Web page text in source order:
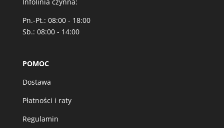
Pn.-Pt.: 08:00 - 18:00
Sb.: 08:00 - 14:00
POMOC
Dostawa
Płatności i raty
Regulamin